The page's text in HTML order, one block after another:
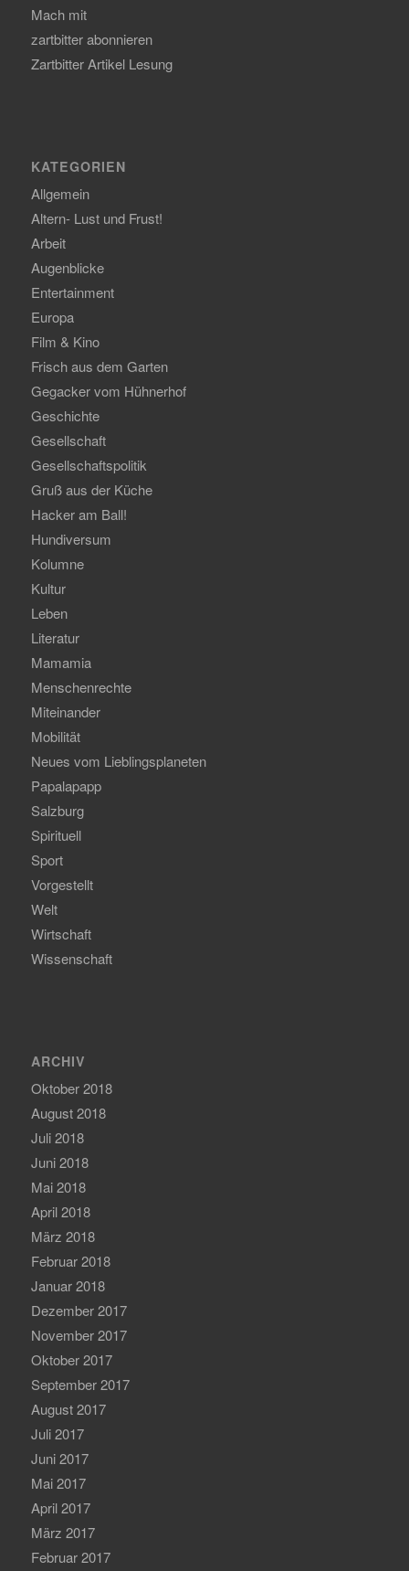
Mach mit
zartbitter abonnieren
Zartbitter Artikel Lesung
KATEGORIEN
Allgemein
Altern- Lust und Frust!
Arbeit
Augenblicke
Entertainment
Europa
Film & Kino
Frisch aus dem Garten
Gegacker vom Hühnerhof
Geschichte
Gesellschaft
Gesellschaftspolitik
Gruß aus der Küche
Hacker am Ball!
Hundiversum
Kolumne
Kultur
Leben
Literatur
Mamamia
Menschenrechte
Miteinander
Mobilität
Neues vom Lieblingsplaneten
Papalapapp
Salzburg
Spirituell
Sport
Vorgestellt
Welt
Wirtschaft
Wissenschaft
ARCHIV
Oktober 2018
August 2018
Juli 2018
Juni 2018
Mai 2018
April 2018
März 2018
Februar 2018
Januar 2018
Dezember 2017
November 2017
Oktober 2017
September 2017
August 2017
Juli 2017
Juni 2017
Mai 2017
April 2017
März 2017
Februar 2017